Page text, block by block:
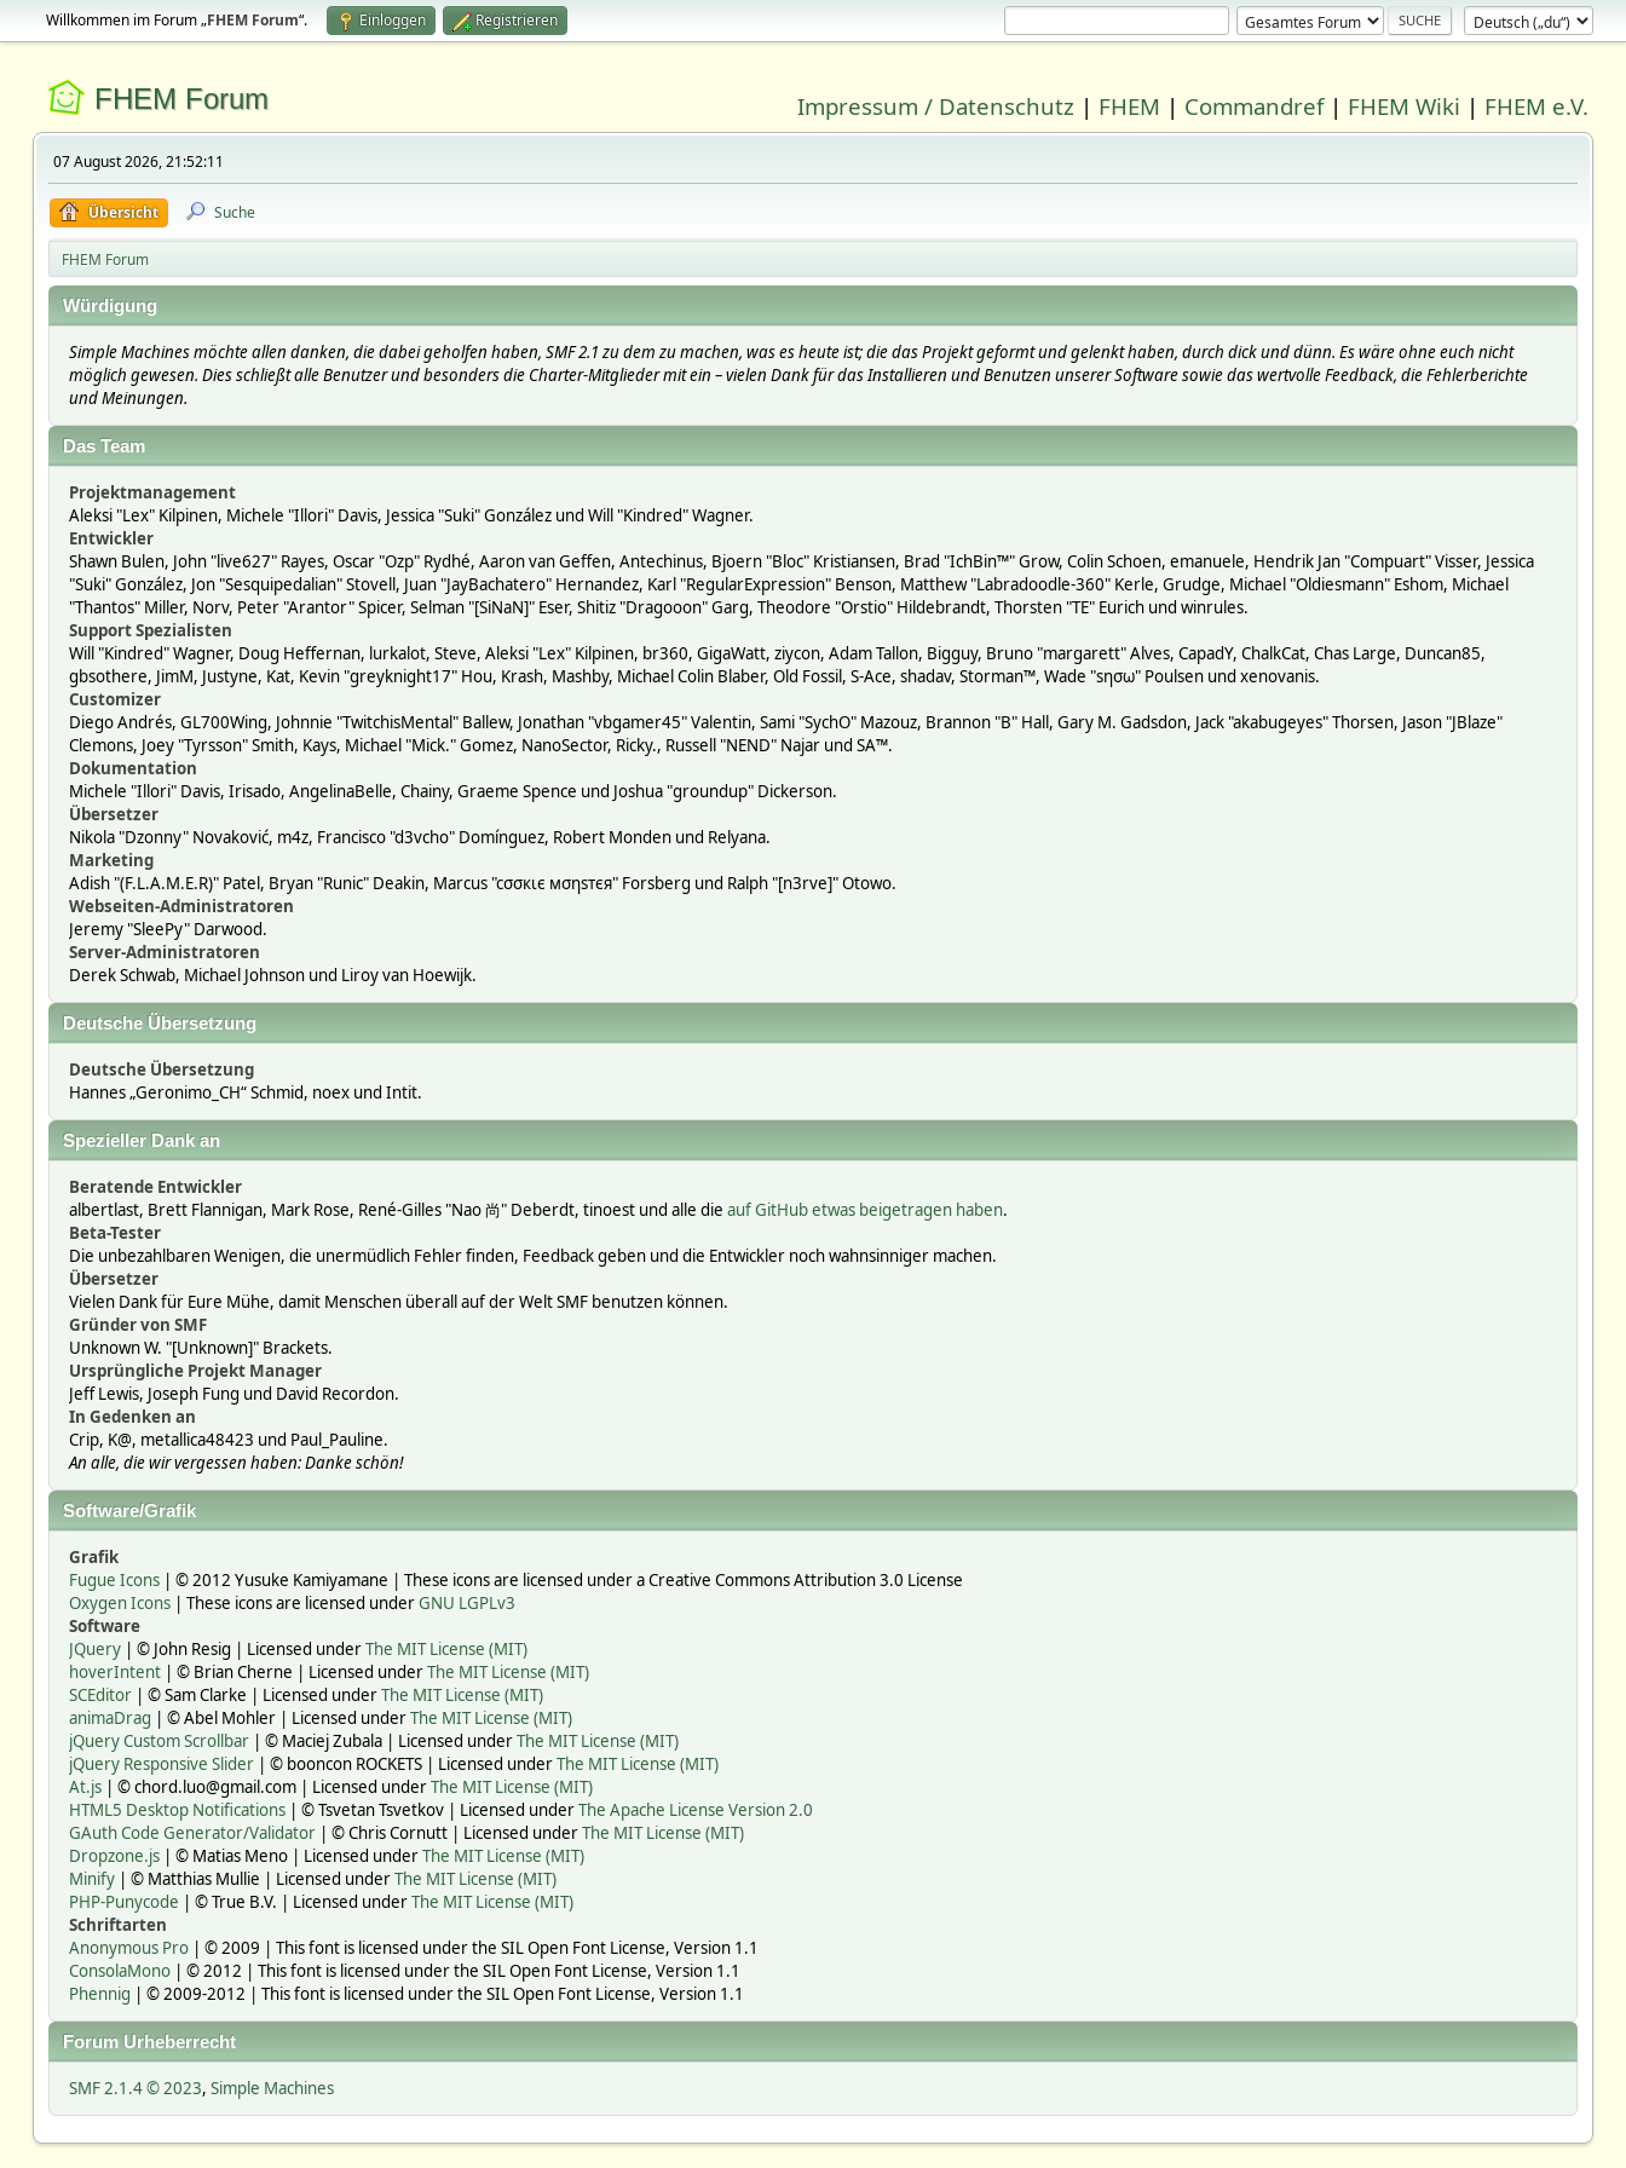
Willkommen im Forum „FHEM Forum“. Einloggen Registrieren
FHEM Forum Impressum / Datenschutz | FHEM | Commandref| FHEM Wiki | FHEM e.V.
07 August 2026, 21:52:11
Übersicht Suche
FHEM Forum
Würdigung
Simple Machines möchte allen danken, die dabei geholfen haben, SMF 2.1 zu dem zu machen, was es heute ist; die das Projekt geformt und gelenkt haben, durch dick und dünn. Es wäre ohne euch nicht
möglich gewesen. Dies schließt alle Benutzer und besonders die Charter-Mitglieder mit ein – vielen Dank für das Installieren und Benutzen unserer Software sowie das wertvolle Feedback, die Fehlerberichte
und Meinungen.
Das Team
Projektmanagement
Aleksi "Lex" Kilpinen, Michele "Illori" Davis, Jessica "Suki" González und Will "Kindred" Wagner.
Entwickler
Shawn Bulen, John "live627" Rayes, Oscar "Ozp" Rydhé, Aaron van Geffen, Antechinus, Bjoern "Bloc" Kristiansen, Brad "IchBin™" Grow, Colin Schoen, emanuele, Hendrik Jan "Compuart" Visser, Jessica
"Suki" González, Jon "Sesquipedalian" Stovell, Juan "JayBachatero" Hernandez, Karl "RegularExpression" Benson, Matthew "Labradoodle-360" Kerle, Grudge, Michael "Oldiesmann" Eshom, Michael
"Thantos" Miller, Norv, Peter "Arantor" Spicer, Selman "[SiNaN]" Eser, Shitiz "Dragooon" Garg, Theodore "Orstio" Hildebrandt, Thorsten "TE" Eurich und winrules.
Support Spezialisten
Will "Kindred" Wagner, Doug Heffernan, lurkalot, Steve, Aleksi "Lex" Kilpinen, br360, GigaWatt, ziycon, Adam Tallon, Bigguy, Bruno "margarett" Alves, CapadY, ChalkCat, Chas Large, Duncan85,
gbsothere, JimM, Justyne, Kat, Kevin "greyknight17" Hou, Krash, Mashby, Michael Colin Blaber, Old Fossil, S-Ace, shadav, Storman™, Wade "sησω" Poulsen und xenovanis.
Customizer
Diego Andrés, GL700Wing, Johnnie "TwitchisMental" Ballew, Jonathan "vbgamer45" Valentin, Sami "SychO" Mazouz, Brannon "B" Hall, Gary M. Gadsdon, Jack "akabugeyes" Thorsen, Jason "JBlaze"
Clemons, Joey "Tyrsson" Smith, Kays, Michael "Mick." Gomez, NanoSector, Ricky., Russell "NEND" Najar und SA™.
Dokumentation
Michele "Illori" Davis, Irisado, AngelinaBelle, Chainy, Graeme Spence und Joshua "groundup" Dickerson.
Übersetzer
Nikola "Dzonny" Novaković, m4z, Francisco "d3vcho" Domínguez, Robert Monden und Relyana.
Marketing
Adish "(F.L.A.M.E.R)" Patel, Bryan "Runic" Deakin, Marcus "cσσкιє мσηѕтєя" Forsberg und Ralph "[n3rve]" Otowo.
Webseiten-Administratoren
Jeremy "SleePy" Darwood.
Server-Administratoren
Derek Schwab, Michael Johnson und Liroy van Hoewijk.
Deutsche Übersetzung
Deutsche Übersetzung
Hannes „Geronimo_CH“ Schmid, noex und Intit.
Spezieller Dank an
Beratende Entwickler
albertlast, Brett Flannigan, Mark Rose, René-Gilles "Nao 尚" Deberdt, tinoest und alle die auf GitHub etwas beigetragen haben.
Beta-Tester
Die unbezahlbaren Wenigen, die unermüdlich Fehler finden, Feedback geben und die Entwickler noch wahnsinniger machen.
Übersetzer
Vielen Dank für Eure Mühe, damit Menschen überall auf der Welt SMF benutzen können.
Gründer von SMF
Unknown W. "[Unknown]" Brackets.
Ursprüngliche Projekt Manager
Jeff Lewis, Joseph Fung und David Recordon.
In Gedenken an
Crip, K@, metallica48423 und Paul_Pauline.
An alle, die wir vergessen haben: Danke schön!
Software/Grafik
Grafik
Fugue Icons| © 2012 Yusuke Kamiyamane | These icons are licensed under a Creative Commons Attribution 3.0 License
Oxygen Icons| These icons are licensed underGNU LGPLv3
Software
JQuery| © John Resig | Licensed underThe MIT License (MIT)
hoverIntent| © Brian Cherne | Licensed underThe MIT License (MIT)
SCEditor| © Sam Clarke | Licensed underThe MIT License (MIT)
animaDrag | © Abel Mohler | Licensed underThe MIT License (MIT)
jQuery Custom Scrollbar| © Maciej Zubala | Licensed underThe MIT License (MIT)
jQuery Responsive Slider| © booncon ROCKETS | Licensed underThe MIT License (MIT)
At.js| © chord.luo@gmail.com | Licensed underThe MIT License (MIT)
HTML5 Desktop Notifications| © Tsvetan Tsvetkov | Licensed underThe Apache License Version 2.0
GAuth Code Generator/Validator| © Chris Cornutt | Licensed underThe MIT License (MIT)
Dropzone.js| © Matias Meno | Licensed underThe MIT License (MIT)
Minify| © Matthias Mullie | Licensed underThe MIT License (MIT)
PHP-Punycode | © True B.V. | Licensed underThe MIT License (MIT)
Schriftarten
Anonymous Pro| © 2009 | This font is licensed under the SIL Open Font License, Version 1.1
ConsolaMono| © 2012 | This font is licensed under the SIL Open Font License, Version 1.1
Phennig | © 2009-2012 | This font is licensed under the SIL Open Font License, Version 1.1
Forum Urheberrecht
SMF 2.1.4 © 2023, Simple Machines